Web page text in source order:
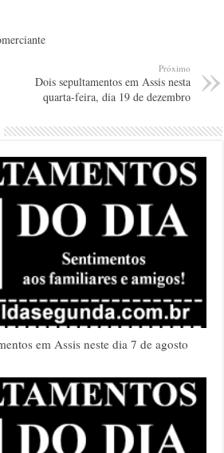
Próximo
Dois sepultamentos em Assis nesta
quarta-feira, dia 19 de dezembro
em Assis neste dia 7 de agosto